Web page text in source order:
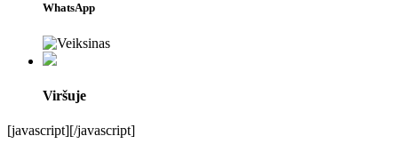
WhatsApp
Viršuje
[javascript][/javascript]